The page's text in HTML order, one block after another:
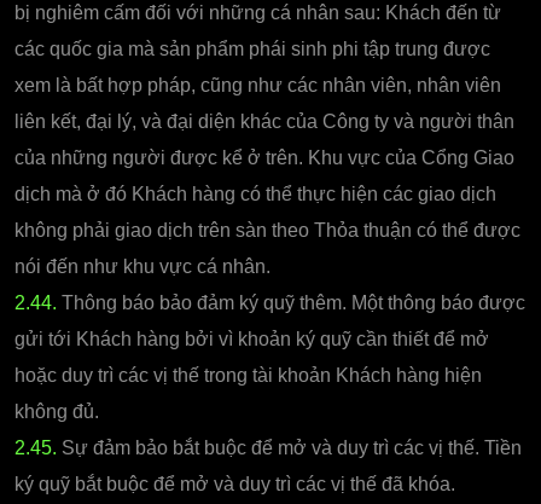
bị nghiêm cấm đối với những cá nhân sau: Khách đến từ
các quốc gia mà sản phẩm phái sinh phi tập trung được
xem là bất hợp pháp, cũng như các nhân viên, nhân viên
liên kết, đại lý, và đại diện khác của Công ty và người thân
của những người được kể ở trên. Khu vực của Cổng Giao
dịch mà ở đó Khách hàng có thể thực hiện các giao dịch
không phải giao dịch trên sàn theo Thỏa thuận có thể được
nói đến như khu vực cá nhân.
2.44. Thông báo bảo đảm ký quỹ thêm. Một thông báo được
gửi tới Khách hàng bởi vì khoản ký quỹ cần thiết để mở
hoặc duy trì các vị thế trong tài khoản Khách hàng hiện
không đủ.
2.45. Sự đảm bảo bắt buộc để mở và duy trì các vị thế. Tiền
ký quỹ bắt buộc để mở và duy trì các vị thế đã khóa.